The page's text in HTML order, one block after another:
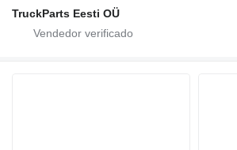
TruckParts Eesti OÜ